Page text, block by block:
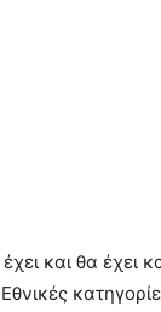
και θα έχει